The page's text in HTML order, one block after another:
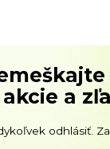
akcie a
odhlásiť.